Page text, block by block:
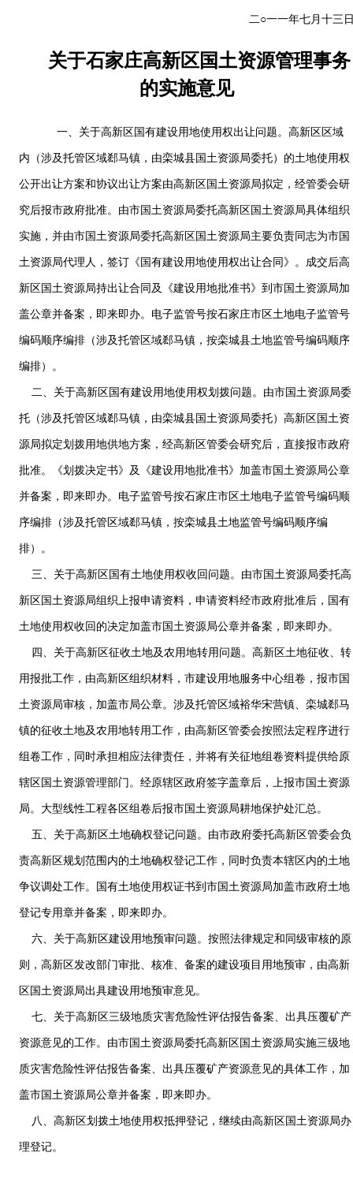
二○一一年七月十三
关于石家庄高新区国土资源管理事务
的实施意见
一、关于高新区国有建设用地使用权出让问题。高新区区域
内（涉及托管区域郄马镇，由栾城县国土资源局委托）的土地使用权
公开出让方案和协议出让方案由高新区国土资源局拟定，经管委会研
究后报市政府批准。由市国土资源局委托高新区国土资源局具体组织
实施，并由市国土资源局委托高新区国土资源局主要负责同志为市国
土资源局代理人，签订《国有建设用地使用权出让合同》。成交后高
新区国土资源局持出让合同及《建设用地批准书》到市国土资源局加
盖公章并备案，即来即办。电子监管号按石家庄市区土地电子监管号
编码顺序编排（涉及托管区域郄马镇，按栾城县土地监管号编码顺序
编排）。
二、关于高新区国有建设用地使用权划拨问题。由市国土资源局委
托（涉及托管区域郄马镇，由栾城县国土资源局委托）高新区国土资
源局拟定划拨用地供地方案，经高新区管委会研究后，直接报市政府
批准。《划拨决定书》及《建设用地批准书》加盖市国土资源局公章
并备案，即来即办。电子监管号按石家庄市区土地电子监管号编码顺
序编排（涉及托管区域郄马镇，按栾城县土地监管号编码顺序编
排）。
三、关于高新区国有土地使用权收回问题。由市国土资源局委托高
新区国土资源局组织上报申请资料，申请资料经市政府批准后，国有
土地使用权收回的决定加盖市国土资源局公章并备案，即来即办。
四、关于高新区征收土地及农用地转用问题。高新区土地征收、转
用报批工作，由高新区组织材料，市建设用地服务中心组卷，报市国
土资源局审核，加盖市局公章。涉及托管区域裕华宋营镇、栾城郄马
镇的征收土地及农用地转用工作，由高新区管委会按照法定程序进行
组卷工作，同时承担相应法律责任，并将有关征地组卷资料提供给原
辖区国土资源管理部门。经原辖区政府签字盖章后，上报市国土资源
局。大型线性工程各区组卷后报市国土资源局耕地保护处汇总。
五、关于高新区土地确权登记问题。由市政府委托高新区管委会负
责高新区规划范围内的土地确权登记工作，同时负责本辖区内的土地
争议调处工作。国有土地使用权证书到市国土资源局加盖市政府土地
登记专用章并备案，即来即办。
六、关于高新区建设用地预审问题。按照法律规定和同级审核的原
则，高新区发改部门审批、核准、备案的建设项目用地预审，由高新
区国土资源局出具建设用地预审意见。
七、关于高新区三级地质灾害危险性评估报告备案、出具压覆矿产
资源意见的工作。由市国土资源局委托高新区国土资源局实施三级地
质灾害危险性评估报告备案、出具压覆矿产资源意见的具体工作，加
盖市国土资源局公章并备案，即来即办。
八、高新区划拨土地使用权抵押登记，继续由高新区国土资源局办
理登记。